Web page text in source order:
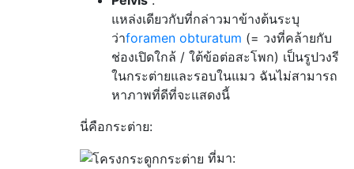
แหล่งเดียวกับที่กล่าวมาข้างต้นระบุ
ว่าforamen obturatum (= วงที่คล้ายกับ
ช่องเปิดใกล้ / ใต้ข้อต่อสะโพก) เป็นรูปวงรี
ในกระต่ายและรอบในแมว ฉันไม่สามารถ
หาภาพที่ดีที่จะแสดงนี้
นี่คือกระต่าย:
ที่มา: